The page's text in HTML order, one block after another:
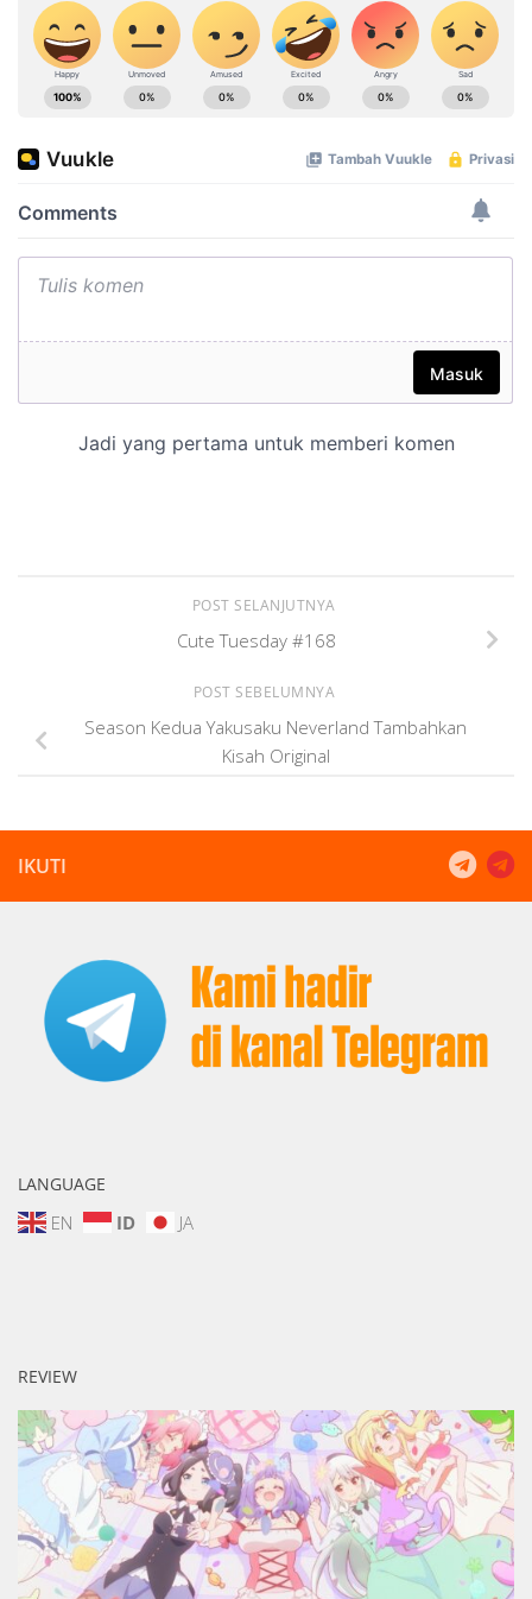
POST SELANJUTNYA
Cute Tuesday #168
POST SEBELUMNYA
Season Kedua Yakusaku Neverland Tambahkan
Kisah Original
IKUTI
LANGUAGE
EN ID JA
REVIEW